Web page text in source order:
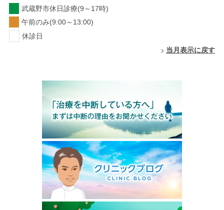
武蔵野市休日診療(9～17時)
午前のみ(9:00～13:00)
休診日
当月表示に戻す